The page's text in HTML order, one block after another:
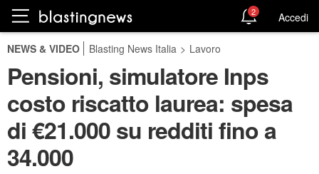
2 Accedi
NEWS & VIDEO Blasting News Italia > Lavoro
Pensioni, simulatore Inps
costo riscatto laurea: spesa
di €21.000 su redditi fino a
34.000